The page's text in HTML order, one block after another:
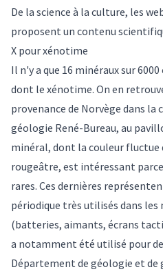
De la science à la culture, les
proposent un contenu
X pour xénotime
Il n'y a que 16 minéraux sur
dont le xénotime. On en
provenance de Norvège dans la
géologie René-Bureau, au
minéral, dont la couleur fluctue
rougeâtre, est intéressant
rares. Ces dernières
périodique très utilisés dans
(batteries, aimants, écrans
a notamment été utilisé pour
Département de géologie et de